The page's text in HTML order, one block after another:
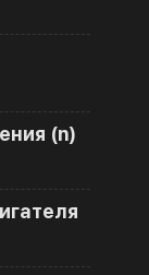
(n)